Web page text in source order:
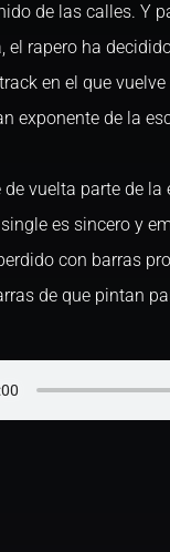
de las calles. Y
el rapero ha
en el que
exponente de la
de vuelta parte de
single es sincero y
con barras
de que pintan